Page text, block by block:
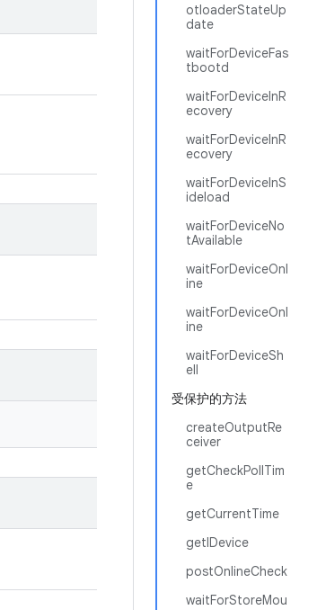
otloaderStateUp
date
waitForDeviceFas
tbootd
waitForDeviceInR
ecovery
waitForDeviceInR
ecovery
waitForDeviceInS
ideload
waitForDeviceNo
tAvailable
waitForDeviceOnl
ine
waitForDeviceOnl
ine
waitForDeviceSh
ell
受保护的方法
createOutputRe
ceiver
getCheckPollTim
e
getCurrentTime
getIDevice
postOnlineCheck
waitForStoreMou